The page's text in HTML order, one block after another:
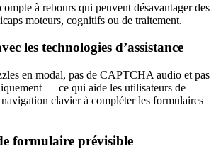
à rebours qui peuvent désavantager des
moteurs, cognitifs ou de traitement.
les technologies d’assistance
en modal, pas de CAPTCHA audio et pas
— ce qui aide les utilisateurs de
navigation clavier à compléter les formulaires
formulaire prévisible